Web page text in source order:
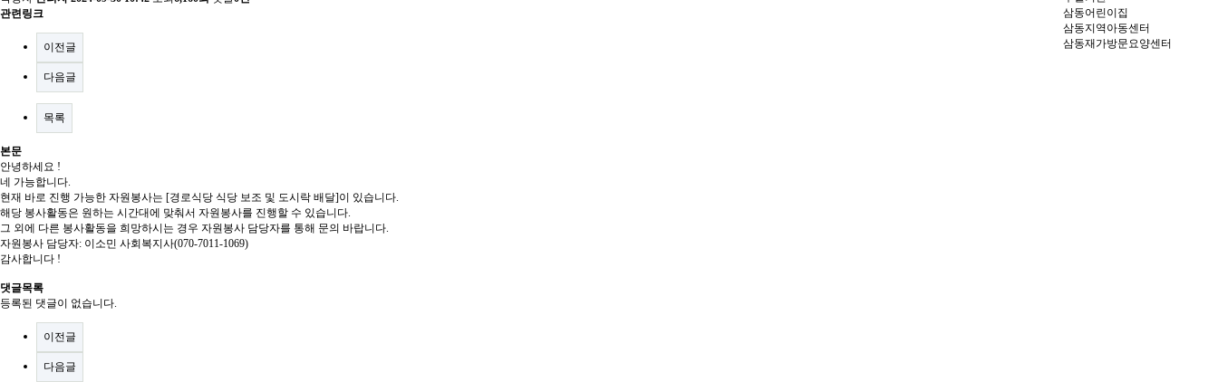
삼동어린이집
삼동지역아동센터
삼동재가방문요양센터
관련링크
이전글
다음글
목록
본문
안녕하세요 !
네 가능합니다.
현재 바로 진행 가능한 자원봉사는 [경로식당 식당 보조 및 도시락 배달]이 있습니다.
해당 봉사활동은 원하는 시간대에 맞춰서 자원봉사를 진행할 수 있습니다.
그 외에 다른 봉사활동을 희망하시는 경우 자원봉사 담당자를 통해 문의 바랍니다.
자원봉사 담당자: 이소민 사회복지사(070-7011-1069)
감사합니다 !
댓글목록
등록된 댓글이 없습니다.
이전글
다음글